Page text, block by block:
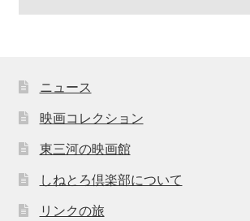
ニュース
映画コレクション
東三河の映画館
しねとろ倶楽部について
リンクの旅